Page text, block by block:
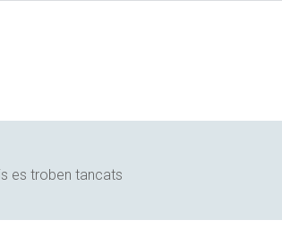
es troben tancats